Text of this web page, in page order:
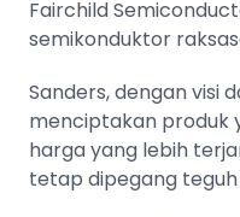
Fairchild
semikonduktor
Sanders, dengan visi
menciptakan produk
harga yang lebih
tetap dipegang teguh